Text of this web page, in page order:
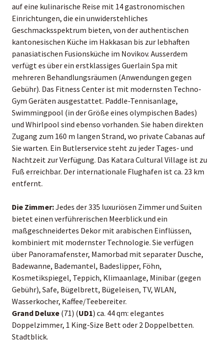
auf eine kulinarische Reise mit 14 gastronomischen
Einrichtungen, die ein unwiderstehliches
Geschmacksspektrum bieten, von der authentischen
kantonesischen Küche im Hakkasan bis zur lebhaften
panasiatischen Fusionsküche im Novikov. Ausserdem
verfügt es über ein erstklassiges Guerlain Spa mit
mehreren Behandlungsräumen (Anwendungen gegen
Gebühr). Das Fitness Center ist mit modernsten Techno-
Gym Geräten ausgestattet. Paddle-Tennisanlage,
Swimmingpool (in der Größe eines olympischen Bades)
und Whirlpool sind ebenso vorhanden. Sie haben direkten
Zugang zum 160 m langen Strand, wo private Cabanas auf
Sie warten. Ein Butlerservice steht zu jeder Tages- und
Nachtzeit zur Verfügung. Das Katara Cultural Village ist zu
Fuß erreichbar. Der internationale Flughafen ist ca. 23 km
entfernt.
Die Zimmer:Jedes der 335 luxuriösen Zimmer und Suiten
bietet einen verführerischen Meerblick und ein
maßgeschneidertes Dekor mit arabischen Einflüssen,
kombiniert mit modernster Technologie. Sie verfügen
über Panoramafenster, Mamorbad mit separater Dusche,
Badewanne, Bademantel, Badeslipper, Föhn,
Kosmetikspiegel, Teppich, Klimaanlage, Minibar (gegen
Gebühr), Safe, Bügelbrett, Bügeleisen, TV, WLAN,
Wasserkocher, Kaffee/Teebereiter.
Grand Deluxe (71) (UD1) ca. 44 qm: elegantes
Doppelzimmer, 1 King-Size Bett oder 2 Doppelbetten.
Stadtblick.